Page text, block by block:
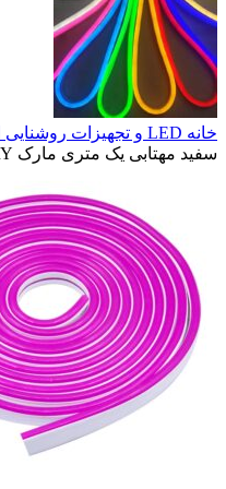
خانه LED و تجهیزات روشنایی
سفید مهتابی یک متری مارک MERCURY